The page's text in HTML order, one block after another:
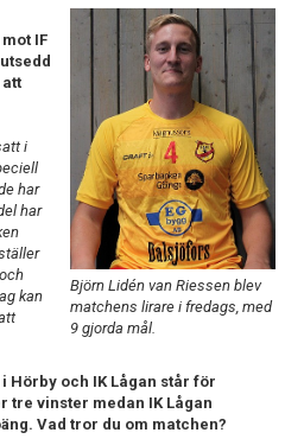
& TABELL
Björn Lidén van Riessen blev
matchens lirare i fredags, med
9 gjorda mål.
IF
i
har
har
kan
Hörby och IK Lågan står för
tre vinster medan IK Lågan
Vad tror du om matchen?